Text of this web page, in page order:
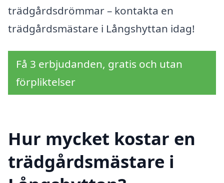
trädgårdsdrömmar – kontakta en
trädgårdsmästare i Långshyttan idag!
Få 3 erbjudanden, gratis och utan
förpliktelser
Hur mycket kostar en
trädgårdsmästare i